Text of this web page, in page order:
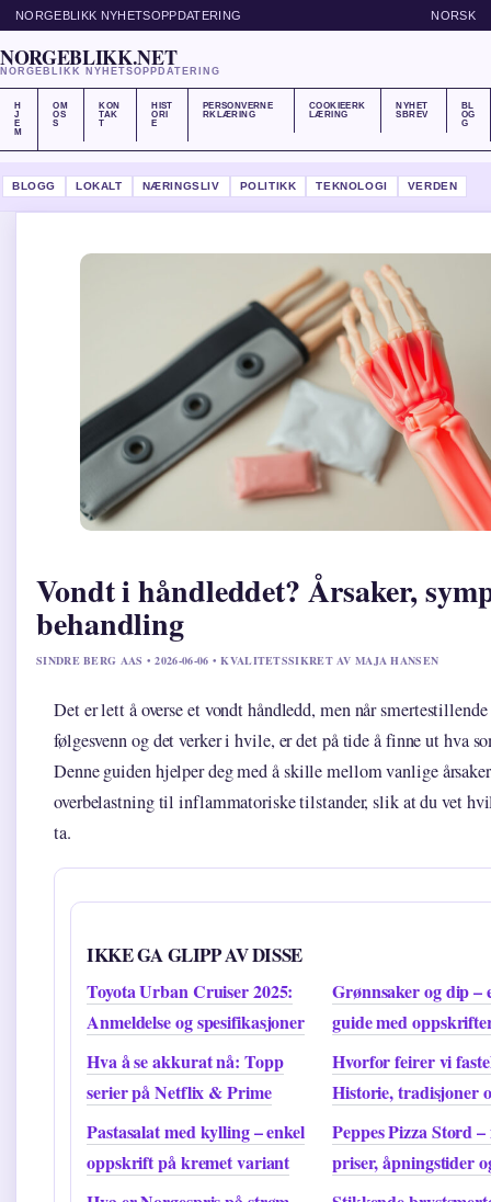
NORGEBLIKK NYHETSOPPDATERING NORSK
NORGEBLIKK.NET
NORGEBLIKK NYHETSOPPDATERING
H
J
E
M
OM
OS
S
KON
TAK
T
HIST
ORI
E
PERSONVERNE
RKLÆRING
COOKIEERK
LÆRING
NYHET
SBREV
BL
OG
G
BLOGG LOKALT NÆRINGSLIV POLITIKK TEKNOLOGI VERDEN
Vondt i håndleddet? Årsaker,
behandling
SINDRE BERG AAS • 2026-06-06 • KVALITETSSIKRET AV MAJA HANSEN
Det er lett å overse et vondt håndledd, men når
følgesvenn og det verker i hvile, er det på tide å finne ut hva
Denne guiden hjelper deg med å skille mellom vanlige
overbelastning til inflammatoriske tilstander, slik at du vet
ta.
IKKE GA GLIPP AV DISSE
Toyota Urban Cruiser 2025:
Anmeldelse og spesifikasjoner
Grønnsaker og dip –
guide med
Hva å se akkurat nå: Topp
serier på Netflix & Prime
Hvorfor feirer vi
Historie, tradisjoner
Pastasalat med kylling – enkel
oppskrift på kremet variant
Peppes Pizza Stord –
priser, åpningstider